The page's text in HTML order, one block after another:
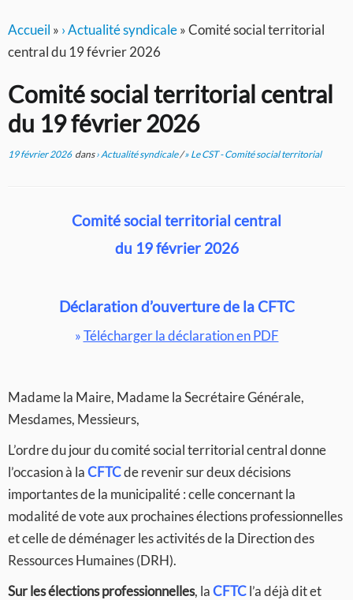
Accueil » › Actualité syndicale»Comité social territorial
central du 19 février 2026
Comité social territorial central
du 19 février 2026
19 février 2026dans› Actualité syndicale/» Le CST - Comité social territorial
Comité social territorial central
du 19 février 2026
Déclaration d’ouverture de la CFTC
»Télécharger la déclaration en PDF
Madame la Maire, Madame la Secrétaire Générale,
Mesdames, Messieurs,
L’ordre du jour du comité social territorial central donne
l’occasion à laCFTCde revenir sur deux décisions
importantes de la municipalité : celle concernant la
modalité de vote aux prochaines élections professionnelles
et celle de déménager les activités de la Direction des
Ressources Humaines (DRH).
Sur les élections professionnelles, laCFTCl’a déjà dit et